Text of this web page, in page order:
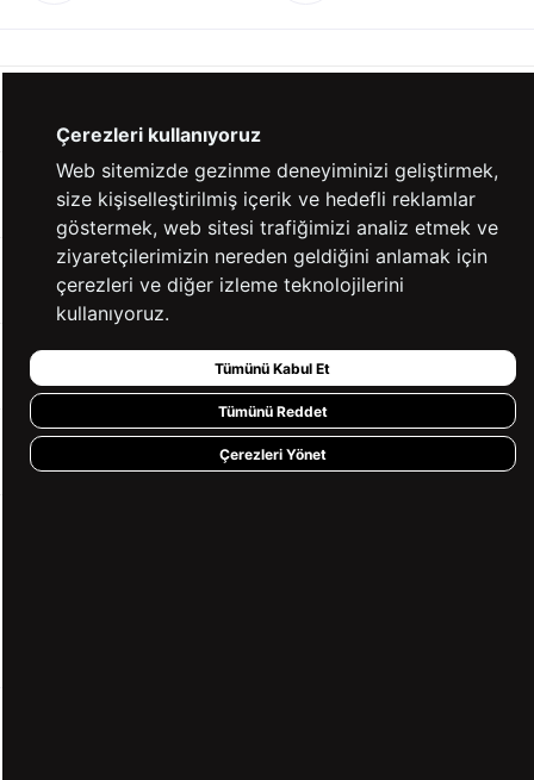
KATEGORİLER
YARDIM
BİZE ULAŞIN
HIZLI ERİŞİM
Çerezleri kullanıyoruz
Web sitemizde gezinme deneyiminizi geliştirmek,
size kişiselleştirilmiş içerik ve hedefli reklamlar
göstermek, web sitesi trafiğimizi analiz etmek ve
ziyaretçilerimizin nereden geldiğini anlamak için
çerezleri ve diğer izleme teknolojilerini
kullanıyoruz.
Tümünü Kabul Et
Tümünü Reddet
Çerezleri Yönet